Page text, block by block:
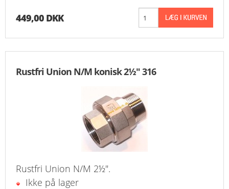
449,00 DKK
Rustfri Union N/M konisk 2½" 316
Rustfri Union N/M 2½".
Ikke på lager